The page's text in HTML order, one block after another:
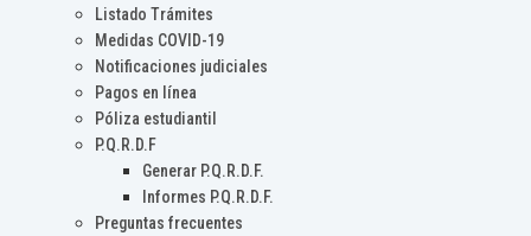
Listado Trámites
Medidas COVID-19
Notificaciones judiciales
Pagos en línea
Póliza estudiantil
P.Q.R.D.F
Generar P.Q.R.D.F.
Informes P.Q.R.D.F.
Preguntas frecuentes